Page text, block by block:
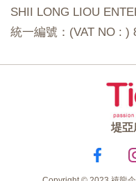
SHII LONG LIOU
統一編號：(VAT NO : )
堤亞